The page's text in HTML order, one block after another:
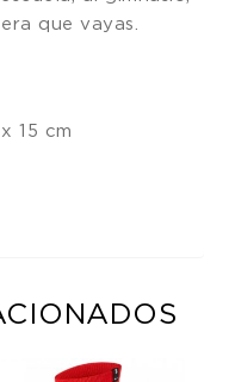
que vayas.
15 cm